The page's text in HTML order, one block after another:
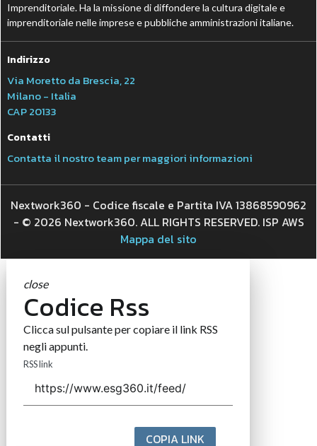
Imprenditoriale. Ha la missione di diffondere la cultura digitale e
imprenditoriale nelle imprese e pubbliche amministrazioni italiane.
Indirizzo
Via Moretto da Brescia, 22
Milano - Italia
CAP 20133
Contatti
Contatta il nostro team per maggiori informazioni
Nextwork360 - Codice fiscale e Partita IVA 13868590962
- © 2026 Nextwork360. ALL RIGHTS RESERVED. ISP AWS
Mappa del sito
close
Codice Rss
Clicca sul pulsante per copiare il link RSS
negli appunti.
RSS link
COPIA LINK